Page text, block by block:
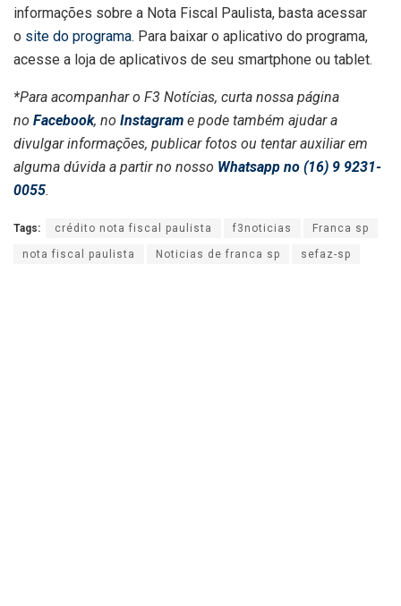
informações sobre a Nota Fiscal Paulista, basta acessar
o site do programa. Para baixar o aplicativo do programa,
acesse a loja de aplicativos de seu smartphone ou tablet.
*Para acompanhar o F3 Notícias, curta nossa página
no Facebook, no Instagram e pode também ajudar a
divulgar informações, publicar fotos ou tentar auxiliar em
alguma dúvida a partir no nosso Whatsapp no (16) 9 9231-
0055.
Tags: crédito nota fiscal paulista f3noticias Franca sp
nota fiscal paulista Noticias de franca sp sefaz-sp